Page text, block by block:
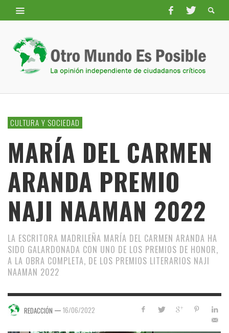
CULTURA Y SOCIEDAD
MARÍA DEL CARMEN
ARANDA PREMIO
NAJI NAAMAN 2022
LA ESCRITORA MADRILEÑA MARÍA DEL CARMEN ARANDA HA
SIDO GALARDONADA CON UNO DE LOS PREMIOS DE HONOR,
A LA OBRA COMPLETA, DE LOS PREMIOS LITERARIOS NAJI
NAAMAN 2022
REDACCIÓN — 16/06/2022